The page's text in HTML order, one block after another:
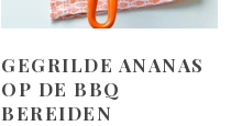
GEGRILDE ANANAS
OP DE BBQ
BEREIDEN